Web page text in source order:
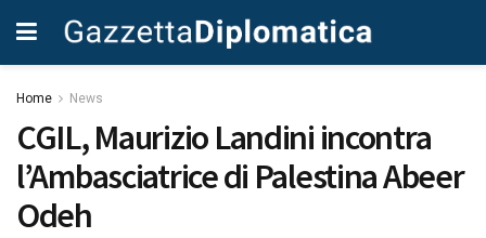
Home News
CGIL, Maurizio Landini incontra
l’Ambasciatrice di Palestina Abeer
Odeh